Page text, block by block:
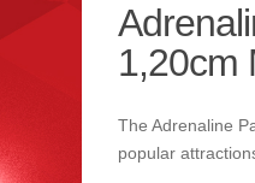
1,20cm
The Adrenaline
popular